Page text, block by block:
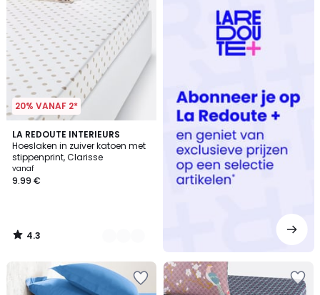
20% VANAF 2*
LA REDOUTE INTERIEURS
Hoeslaken in zuiver katoen met
stippenprint, Clarisse
vanaf
9.99 €
4.3
/ 5
5
Kleuren
4.3
/